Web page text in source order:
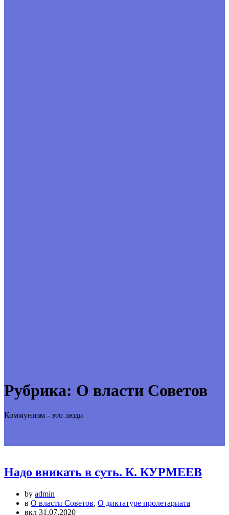
Рубрика: О власти Советов
Коммунизм - это люди
Надо вникать в суть. К. КУРМЕЕВ
by admin
в О власти Советов, О диктатуре пролетариата
вкл 31.07.2020